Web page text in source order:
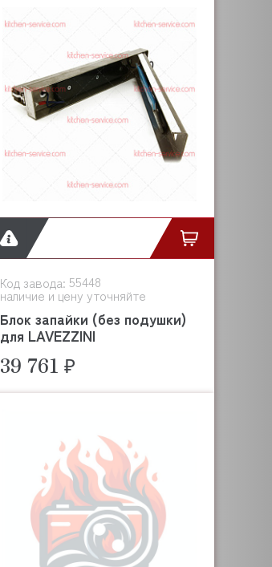
Код завода:55448
наличие и цену уточняйте
Блок запайки (без подушки)
для LAVEZZINI
39 761 ₽